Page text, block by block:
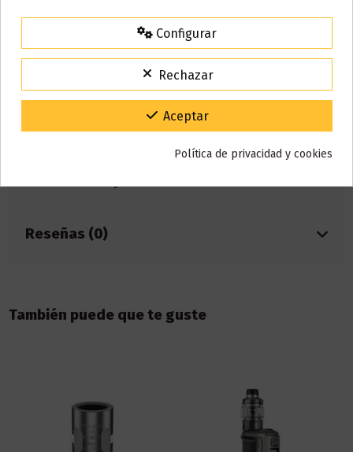
Descripción
Cristal para Voopoo MAAT Tank
Reseñas (0)
También puede que te guste
15% de descuento
Código:VACACIONES15
Gracias por tu paciencia y por seguir confiando en nosotros.
Configurar
Rechazar
Aceptar
Política de privacidad y cookies